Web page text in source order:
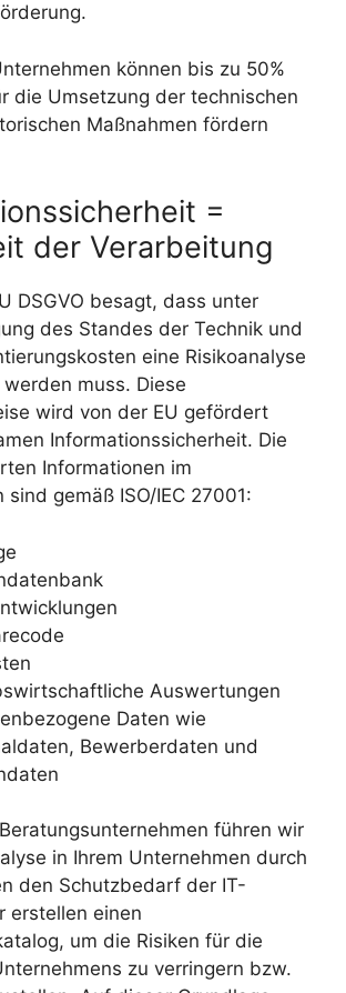
können bis zu 50%
die Umsetzung der technischen
Maßnahmen fördern
=
der Verarbeitung
DSGVO besagt, dass unter
des Standes der Technik und
eine Risikoanalyse
muss. Diese
wird von der EU gefördert
Informationssicherheit. Die
Informationen im
sind gemäß ISO/IEC 27001:
Auswertungen
Daten wie
Bewerberdaten und
führen wir
in Ihrem Unternehmen durch
den Schutzbedarf der IT-
erstellen einen
um die Risiken für die
zu verringern bzw.